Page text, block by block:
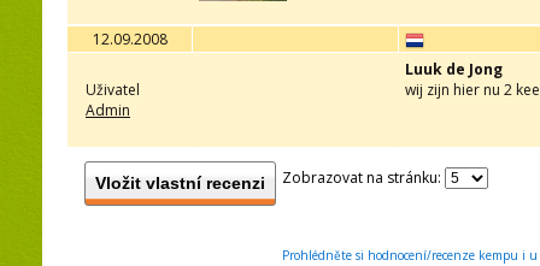
12.09.2008
Uživatel
Admin
Luuk de Jong
wij zijn hier nu 2
Vložit vlastní recenzi Zobrazovat na stránku:
Prohlédněte si hodnocení/recenze kempu i